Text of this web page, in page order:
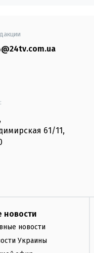
,
61/11,
новости
новости
Украины